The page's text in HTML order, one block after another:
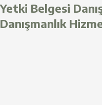
Yetki Belgesi
Danışmanlık